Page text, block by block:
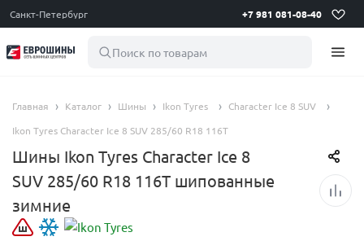
Санкт-Петербург +7 981 081-08-40
Поиск по товарам
Главная Каталог Шины Ikon Tyres
Character Ice 8 SUV
Ikon Tyres Character Ice 8 SUV 285/60 R18 116T
Шины Ikon Tyres Character Ice 8
SUV 285/60 R18 116T шипованные
зимние